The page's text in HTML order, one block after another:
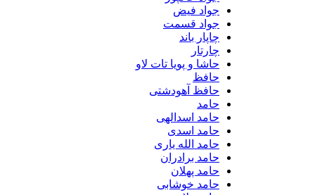
جواد فیض
جواد قسمت
چاپار باند
چارتار
حاشا و پویا تات لاو
حافظ
حافظ آهودشتی
حامد
حامد اسدالهی
حامد اسدی
حامد الله یاری
حامد برادران
حامد پهلان
حامد خوشابی